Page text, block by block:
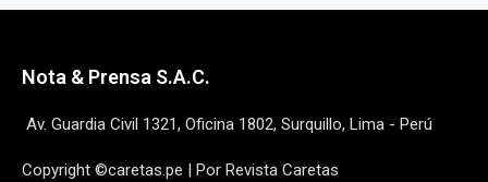
Nota & Prensa S.A.C.
Av. Guardia Civil 1321, Oficina 1802, Surquillo, Lima - Perú
Copyright ©caretas.pe | Por Revista Caretas